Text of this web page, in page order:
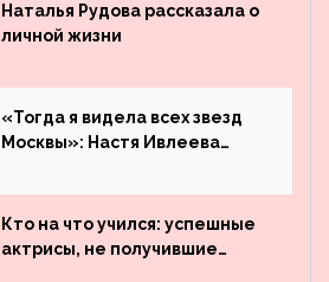
Наталья Рудова рассказала о
личной жизни
«Тогда я видела всех звезд
Москвы»: Настя Ивлеева
популярности и выложила
архивные фото
Кто на что учился: успешные
актрисы, не получившие